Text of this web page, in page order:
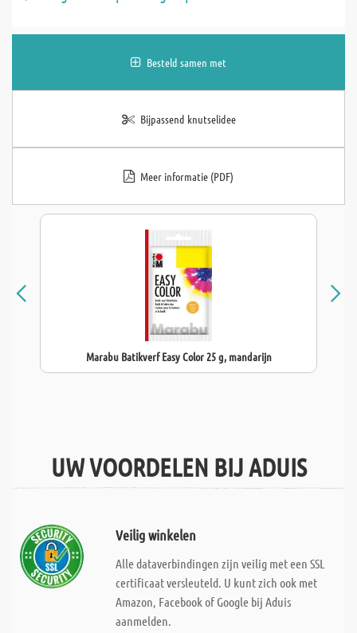
Besteld samen met
Bijpassend knutselidee
Meer informatie (PDF)
Marabu Batikverf Easy Color 25 g, mandarijn
UW VOORDELEN BIJ ADUIS
Veilig winkelen
Alle dataverbindingen zijn veilig met een SSL
certificaat versleuteld. U kunt zich ook met
Amazon, Facebook of Google bij Aduis
aanmelden.